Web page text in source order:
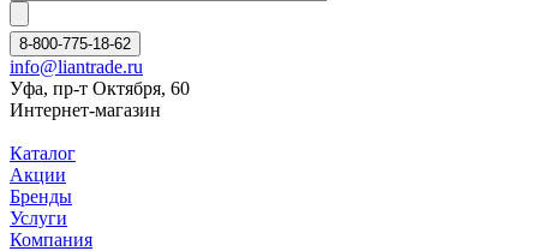
8-800-775-18-62
info@liantrade.ru
Уфа, пр-т Октября, 60
Интернет-магазин
Каталог
Акции
Бренды
Услуги
Компания